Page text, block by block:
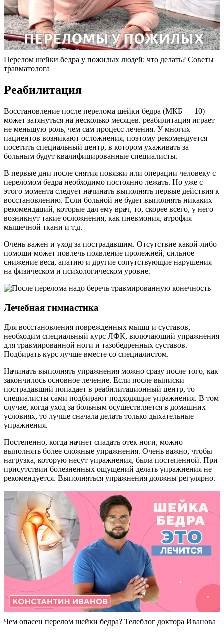
Перелом шейки бедра у пожилых людей: что делать? Советы
травматолога
Реабилитация
Восстановление после перелома шейки бедра (МКБ — 10)
может затянуться на несколько месяцев. реабилитация играет
не меньшую роль, чем сам процесс лечения. У многих
пациентов возникают осложнения, поэтому рекомендуется
посетить специальный центр, в котором ухаживать за
больным будут квалифицированные специалисты.
В первые дни после снятия повязки или операции человеку с
переломом бедра необходимо постоянно лежать. Но уже с
этого момента следует начинать выполнять первые действия к
восстановлению. Если больной не будет выполнять никаких
рекомендаций, которые дал ему врач, то, скорее всего, у него
возникнут такие осложнения, как пневмония, атрофия
мышечной ткани и т.д.
Очень важен и уход за пострадавшим. Отсутствие какой-либо
помощи может повлечь появление пролежней, сильное
снижение веса, апатию и другие сопутствующие нарушения
на физическом и психологическом уровне.
Лечебная гимнастика
Для восстановления поврежденных мышц и суставов,
необходим специальный курс ЛФК, включающий упражнения
для травмированной ноги и тазобедренных суставов.
Подбирать курс лучше вместе со специалистом.
Начинать выполнять упражнения можно сразу после того, как
закончилось основное лечение. Если после выписки
пострадавший попадает в реабилитационный центр, то
специалисты сами подбирают подходящие упражнения. В том
случае, когда уход за больным осуществляется в домашних
условиях, то лучше сначала делать только дыхательные
упражнения.
Постепенно, когда начнет спадать отек ноги, можно
выполнять более сложные упражнения. Очень важно, чтобы
нагрузка, которую несут упражнения, была постепенной. При
присутствии болезненных ощущений делать упражнения не
рекомендуется. Выполняться упражнения должны регулярно.
Чем опасен перелом шейки бедра? Телеблог доктора Иванова